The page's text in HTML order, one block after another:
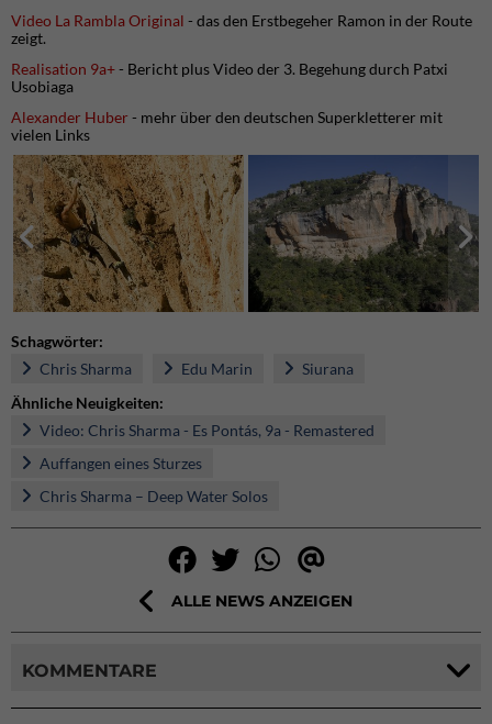
Video La Rambla Original - das den Erstbegeher Ramon in der Route
zeigt.
Realisation 9a+- Bericht plus Video der 3. Begehung durch Patxi
Usobiaga
Alexander Huber - mehr über den deutschen Superkletterer mit
vielen Links
Schagwörter:
Chris Sharma
Edu Marin
Siurana
Ähnliche Neuigkeiten:
Video: Chris Sharma - Es Pontás, 9a - Remastered
Auffangen eines Sturzes
Chris Sharma – Deep Water Solos
ALLE NEWS ANZEIGEN
KOMMENTARE